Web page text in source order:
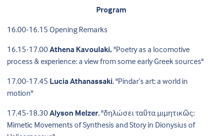
Program
16.00-16.15 Opening Remarks
16.15-17.00 Athena Kavoulaki, "Poetry as a locomotive
process & experience: a view from some early Greek sources"
17.00-17.45 Lucia Athanassaki, "Pindar‘s art: a world in
motion"
17.45-18.30 Alyson Melzer, "δηλώσει ταῦτα μιμητικῶς:
Mimetic Movements of Synthesis and Story in Dionysius of